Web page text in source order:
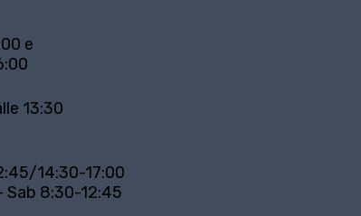
e
13:30
14:30-17:00
Sab 8:30-12:45